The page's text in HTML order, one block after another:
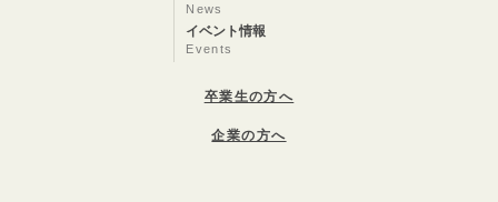
News
イベント情報
Events
卒業生の方へ
企業の方へ